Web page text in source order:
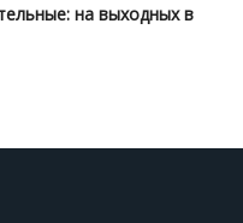
на выходных в